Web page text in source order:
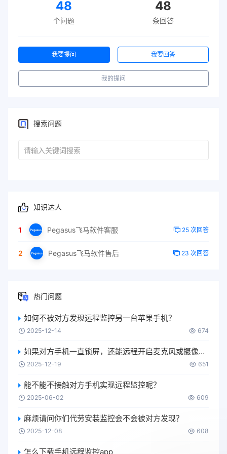
48
个问题
48
条回答
我要提问 我要回答
我的提问
搜索问题
知识达人
1 Pegasus飞马软件客服 25 次回答
2 Pegasus飞马软件售后 23 次回答
热门问题
如何不被对方发现远程监控另一台苹果手机？
2025-12-14 674
如果对方手机一直锁屏，还能远程开启麦克风或摄像头吗？
2025-12-19 651
能不能不接触对方手机实现远程监控呢？
2025-06-02 609
麻烦请问你们代劳安装监控会不会被对方发现？
2025-12-08 608
怎么下载手机远程监控app